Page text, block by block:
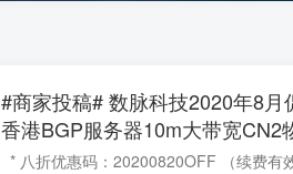
#商家投稿# 数脉科技2020年8月
香港BGP服务器10m大带宽CN2
动价432RMB/月 对博主来说